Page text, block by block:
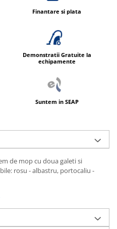
Finantare si plata
Demonstratii Gratuite la
echipamente
Suntem in SEAP
de mop cu doua galeti si
rosu - albastru, portocaliu -